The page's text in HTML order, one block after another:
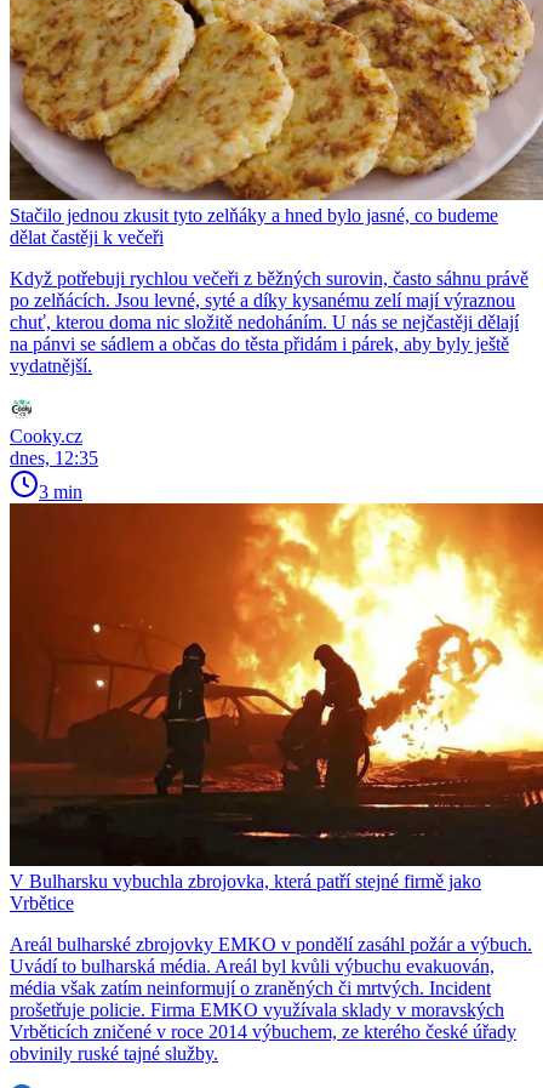
Stačilo jednou zkusit tyto zelňáky a hned bylo jasné, co budeme
dělat častěji k večeři
Když potřebuji rychlou večeři z běžných surovin, často sáhnu právě
po zelňácích. Jsou levné, syté a díky kysanému zelí mají výraznou
chuť, kterou doma nic složitě nedoháním. U nás se nejčastěji dělají
na pánvi se sádlem a občas do těsta přidám i párek, aby byly ještě
vydatnější.
Cooky.cz
dnes, 12:35
3 min
V Bulharsku vybuchla zbrojovka, která patří stejné firmě jako
Vrbětice
Areál bulharské zbrojovky EMKO v pondělí zasáhl požár a výbuch.
Uvádí to bulharská média. Areál byl kvůli výbuchu evakuován,
média však zatím neinformují o zraněných či mrtvých. Incident
prošetřuje policie. Firma EMKO využívala sklady v moravských
Vrběticích zničené v roce 2014 výbuchem, ze kterého české úřady
obvinily ruské tajné služby.